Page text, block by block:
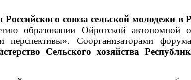
Российского союза сельской молодежи в
образовании Ойротской
Соорганизаторами
Сельского хозяйства